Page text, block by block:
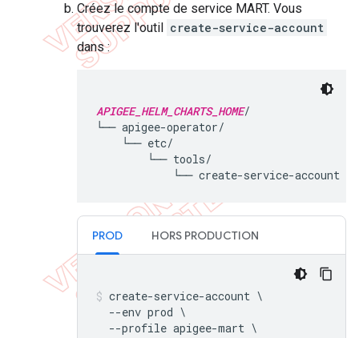
Créez le compte de service MART. Vous
trouverez l'outil create-service-account
dans :
APIGEE_HELM_CHARTS_HOME/
└── apigee-operator/
    └── etc/
        └── tools/
PROD HORS PRODUCTION
create-service-account \
  --env prod \
  --profile apigee-mart \